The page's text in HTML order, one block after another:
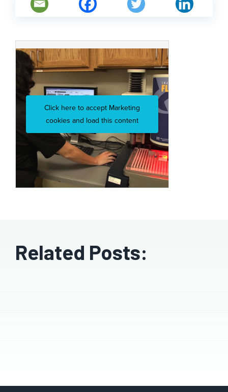
Click here to accept Marketing
cookies and load this content
Related Posts: